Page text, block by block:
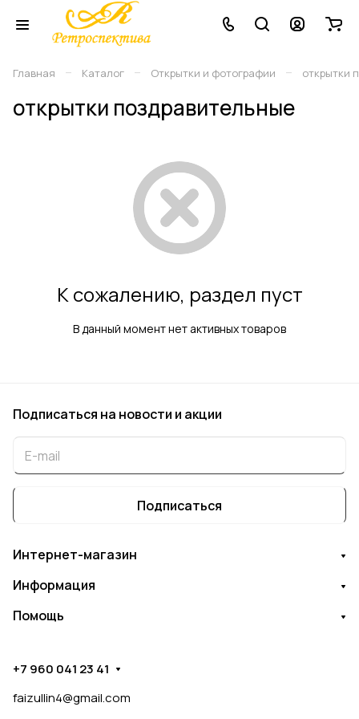
Главная – Каталог – Открытки и фотографии – открытки
открытки поздравительные
К сожалению, раздел пуст
В данный момент нет активных товаров
Подписаться на новости и акции
Подписаться
Интернет-магазин
Информация
Помощь
+7 960 041 23 41
faizullin4@gmail.com